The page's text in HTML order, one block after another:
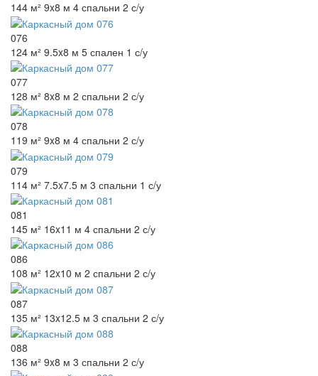
144 м² 9x8 м 4 спальни 2 с/у
076
124 м² 9.5x8 м 5 спален 1 с/у
077
128 м² 8x8 м 2 спальни 2 с/у
078
119 м² 9x8 м 4 спальни 2 с/у
079
114 м² 7.5x7.5 м 3 спальни 1 с/у
081
145 м² 16x11 м 4 спальни 2 с/у
086
108 м² 12x10 м 2 спальни 2 с/у
087
135 м² 13x12.5 м 3 спальни 2 с/у
088
136 м² 9x8 м 3 спальни 2 с/у